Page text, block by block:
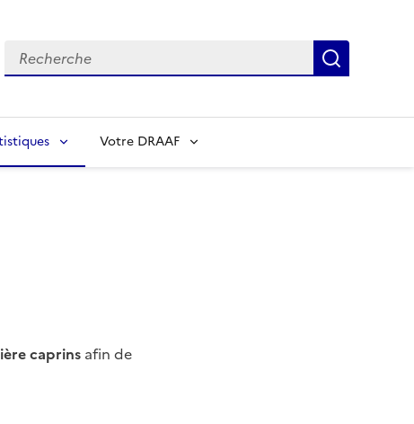
Recherche
Votre DRAAF
caprins afin de